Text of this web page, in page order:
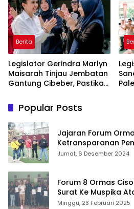
Berita
Legislator Gerindra Marlyn
Maisarah Tinjau Jembatan
Gantung Cibeber, Pastikan
Popular Posts
Jajaran Forum
Ketransparanan
Damkar Di
Jumat, 6 Desember 2024
Forum 8 Ormas
Surat Ke Muspika
Matel di Cisoka
Minggu, 23 Februari 2025